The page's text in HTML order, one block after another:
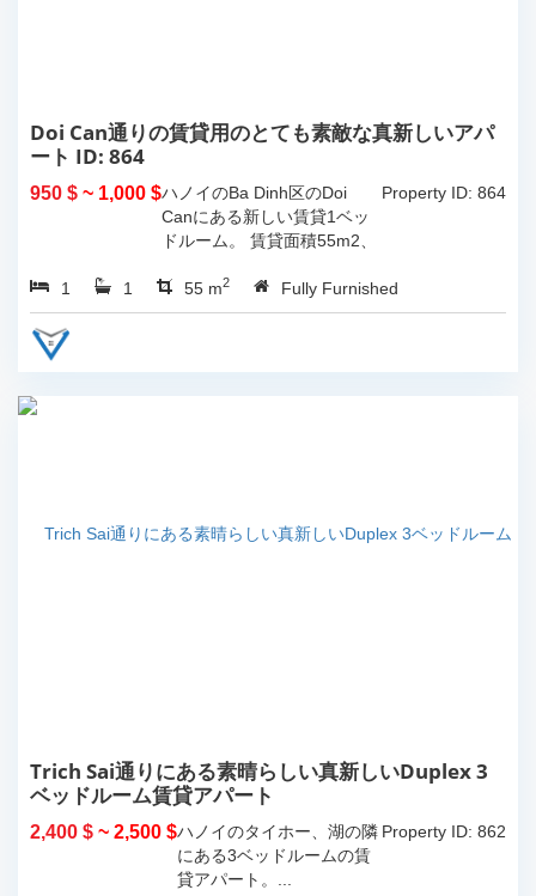
Doi Can通りの賃貸用のとても素敵な真新しいアパ
ート ID: 864
950 $ ~ 1,000 $ Property ID: 864
ハノイのBa Dinh区のDoi
Canにある新しい賃貸1ベッ
ドルーム。 賃貸面積55m2、
されています。...
1 1 55 m2 Fully Furnished
Trich Sai通りにある素晴らしい真新しいDuplex 3
ベッドルーム賃貸アパート
2,400 $ ~ 2,500 $ Property ID: 862
ハノイのタイホー、湖の隣
にある3ベッドルームの賃
貸アパート。...